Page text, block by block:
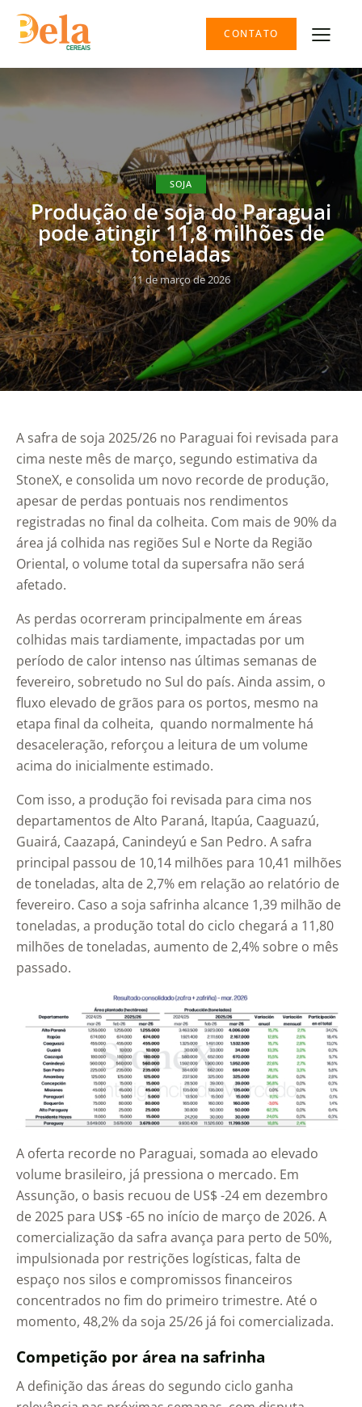
CONTATO
SOJA
Produção de soja do Paraguai
pode atingir 11,8 milhões de
toneladas
11 de março de 2026
A safra de soja 2025/26 no Paraguai foi revisada para
cima neste mês de março, segundo estimativa da
StoneX, e consolida um novo recorde de produção,
apesar de perdas pontuais nos rendimentos
registradas no final da colheita. Com mais de 90% da
área já colhida nas regiões Sul e Norte da Região
Oriental, o volume total da supersafra não será
afetado.
As perdas ocorreram principalmente em áreas
colhidas mais tardiamente, impactadas por um
período de calor intenso nas últimas semanas de
fevereiro, sobretudo no Sul do país. Ainda assim, o
fluxo elevado de grãos para os portos, mesmo na
etapa final da colheita, quando normalmente há
desaceleração, reforçou a leitura de um volume
acima do inicialmente estimado.
Com isso, a produção foi revisada para cima nos
departamentos de Alto Paraná, Itapúa, Caaguazú,
Guairá, Caazapá, Canindeyú e San Pedro. A safra
principal passou de 10,14 milhões para 10,41 milhões
de toneladas, alta de 2,7% em relação ao relatório de
fevereiro. Caso a soja safrinha alcance 1,39 milhão de
toneladas, a produção total do ciclo chegará a 11,80
milhões de toneladas, aumento de 2,4% sobre o mês
passado.
A oferta recorde no Paraguai, somada ao elevado
volume brasileiro, já pressiona o mercado. Em
Assunção, o basis recuou de US$ -24 em dezembro
de 2025 para US$ -65 no início de março de 2026. A
comercialização da safra avança para perto de 50%,
impulsionada por restrições logísticas, falta de
espaço nos silos e compromissos financeiros
concentrados no fim do primeiro trimestre. Até o
momento, 48,2% da soja 25/26 já foi comercializada.
Competição por área na safrinha
A definição das áreas do segundo ciclo ganha